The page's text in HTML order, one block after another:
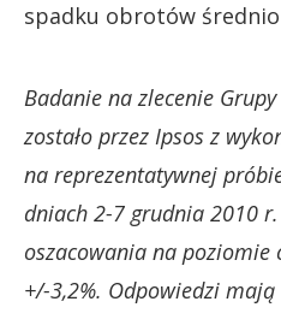
spadku obrotów średnio
Badanie na zlecenie
zostało przez Ipsos z
na reprezentatywnej
dniach 2-7 grudnia 2010 r.
oszacowania na poziomie
+/-3,2%. Odpowiedzi